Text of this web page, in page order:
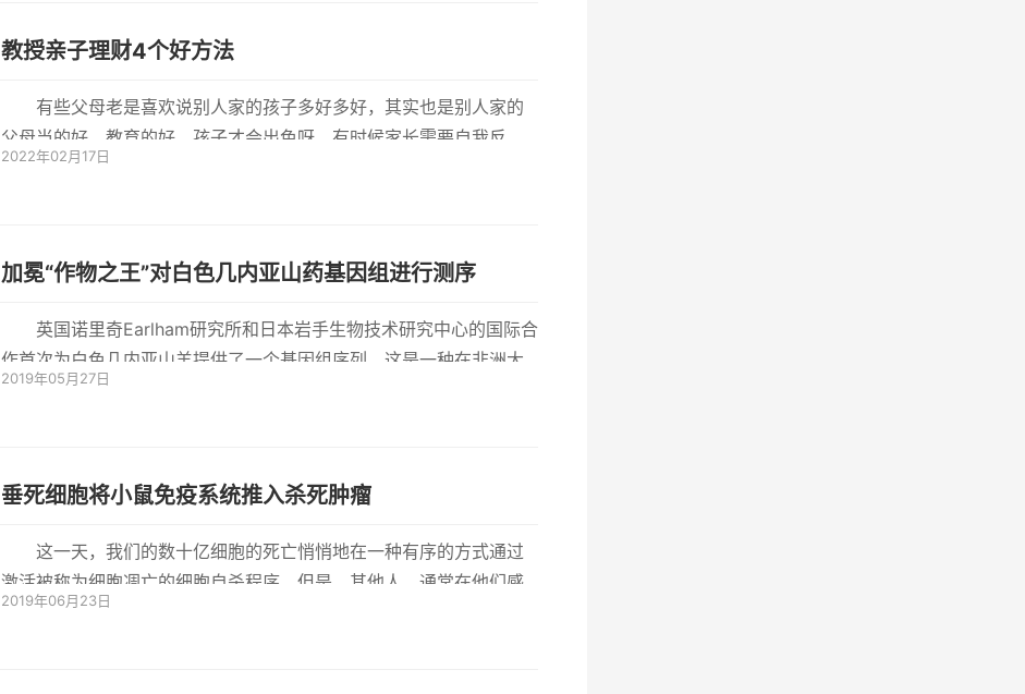
教授亲子理财4个好方法
有些父母老是喜欢说别人家的孩子多好多好，其实也是别人家的
父母当的好，教育的好，孩子才会出色呀。有时候家长需要自我反
思，自己是不...
2022年02月17日
加冕“作物之王”对白色几内亚山药基因组进行测序
英国诺里奇Earlham研究所和日本岩手生物技术研究中心的国际合
作首次为白色几内亚山羊提供了一个基因组序列，这是一种在非洲大
陆具有巨大经
2019年05月27日
垂死细胞将小鼠免疫系统推入杀死肿瘤
这一天，我们的数十亿细胞的死亡悄悄地在一种有序的方式通过
激活被称为细胞凋亡的细胞自杀程序。但是，其他人，通常在他们感
染了病毒时...
2019年06月23日